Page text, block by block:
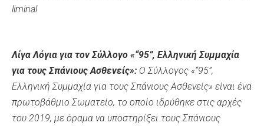
liminal
Λίγα Λόγια για τον Σύλλογο «“95”, Ελληνική Συμμαχία
για τους Σπάνιους Ασθενείς»: Ο Σύλλογος «“95”,
Ελληνική Συμμαχία για τους Σπάνιους Ασθενείς» είναι ένα
πρωτοβάθμιο Σωματείο, το οποίο ιδρύθηκε στις αρχές
του 2019, με όραμα να υποστηρίξει τους Σπάνιους